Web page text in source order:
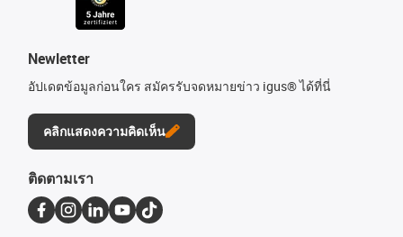
Newletter
อัปเดตข้อมูลก่อนใคร สมัครรับจดหมายข่าว igus® ได้ที่นี่
คลิกแสดงความคิดเห็น
ติดตามเรา